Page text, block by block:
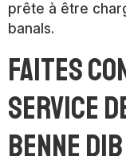
prête à être
banals.
Faites
service
benne